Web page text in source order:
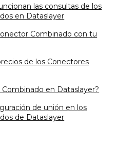
las consultas de los
en Dataslayer
Combinado con tu
de los Conectores
en Dataslayer?
de unión en los
de Dataslayer